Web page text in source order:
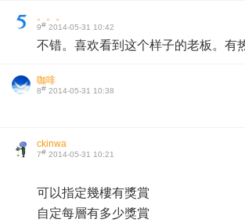
。。。
9# 2014-05-31 10:42
不错。喜欢看到这个样子的老板。有
咖啡
8# 2014-05-31 10:38
ckinwa
7# 2014-05-31 10:21
可以指定幾樓有獎賞
自定每層有多少獎賞